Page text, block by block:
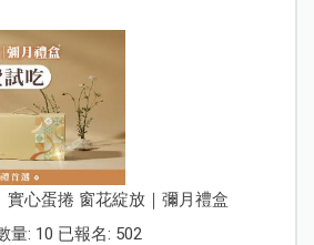
實心蛋捲 窗花綻放｜彌月禮盒
量: 10 已報名: 502